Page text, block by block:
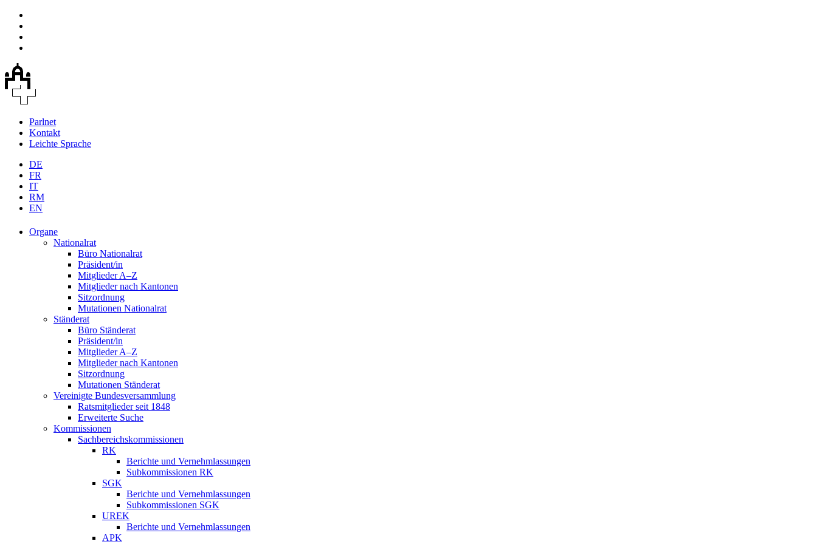
Parlnet
Kontakt
Leichte Sprache
DE
FR
IT
RM
EN
Organe
Nationalrat
Büro Nationalrat
Präsident/in
Mitglieder A–Z
Mitglieder nach Kantonen
Sitzordnung
Mutationen Nationalrat
Ständerat
Büro Ständerat
Präsident/in
Mitglieder A–Z
Mitglieder nach Kantonen
Sitzordnung
Mutationen Ständerat
Vereinigte Bundesversammlung
Ratsmitglieder seit 1848
Erweiterte Suche
Kommissionen
Sachbereichskommissionen
RK
Berichte und Vernehmlassungen
Subkommissionen RK
SGK
Berichte und Vernehmlassungen
Subkommissionen SGK
UREK
Berichte und Vernehmlassungen
APK